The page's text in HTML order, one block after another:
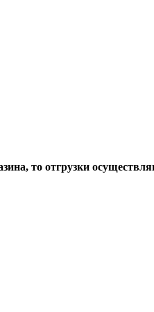
то отгрузки